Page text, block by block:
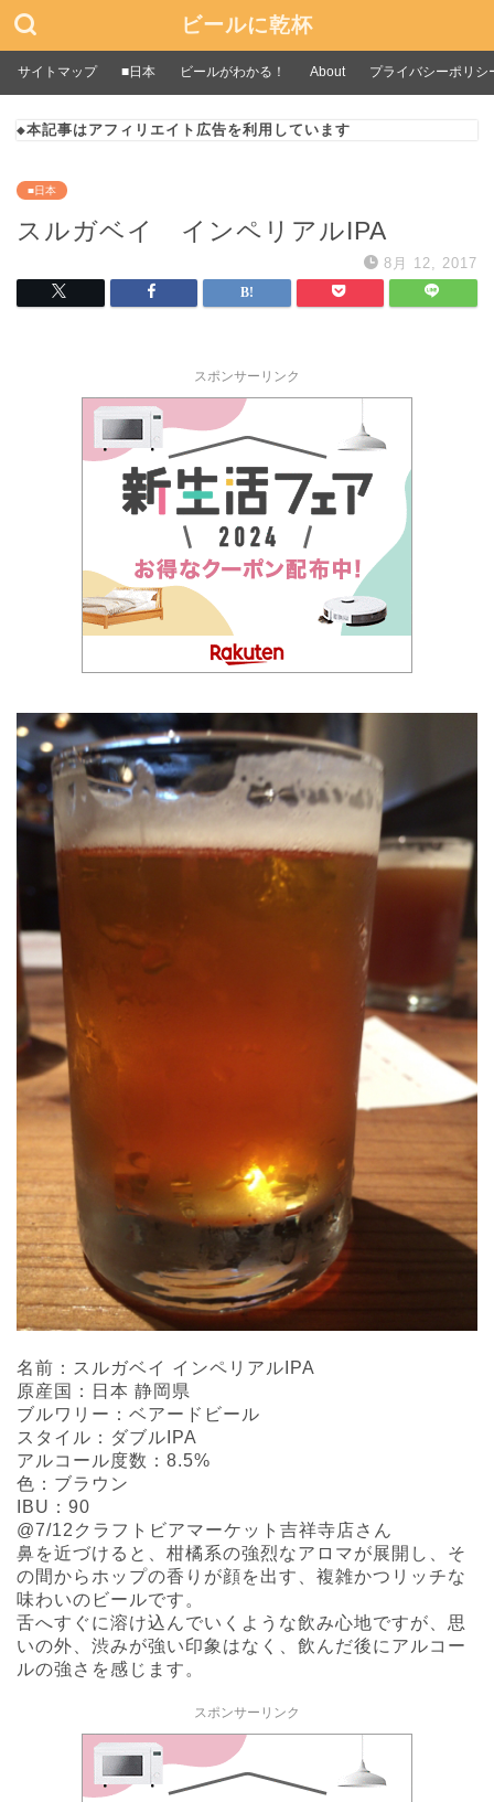
ビールに乾杯
サイトマップ ■日本 ビールがわかる！ About プライバシーポリシ
◆本記事はアフィリエイト広告を利用しています
■日本
スルガベイ インペリアルIPA
8月 12, 2017
スポンサーリンク
名前：スルガベイ インペリアルIPA
原産国：日本 静岡県
ブルワリー：ベアードビール
スタイル：ダブルIPA
アルコール度数：8.5%
色：ブラウン
IBU：90
@7/12クラフトビアマーケット吉祥寺店さん
鼻を近づけると、柑橘系の強烈なアロマが展開し、そ
の間からホップの香りが顔を出す、複雑かつリッチな
味わいのビールです。
舌へすぐに溶け込んでいくような飲み心地ですが、思
いの外、渋みが強い印象はなく、飲んだ後にアルコー
ルの強さを感じます。
スポンサーリンク